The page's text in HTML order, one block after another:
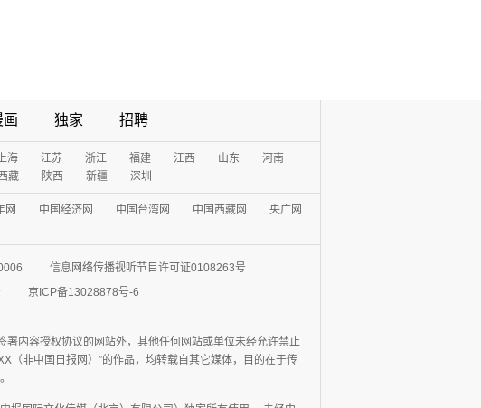
画 独家 招聘
海 江苏 浙江 福建 江西 山东
河南
藏 陕西 新疆 深圳
网 中国经济网 中国台湾网 中国西藏网
央广网
信息网络传播视听节目许可证0108263号
京ICP备13028878号-6
署内容授权协议的网站外，其他任何网站或单位未经允许禁止
（非中国日报网）”的作品，均转载自其它媒体，目的在于传